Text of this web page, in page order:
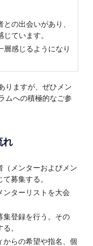
の出会いがあり、
ています。
層感じるようになり
りますが、ぜひメン
ムへの積極的なご参
れ
（メンターおよびメン
募集する。
ンターリストを大会
集登録を行う。その
。
からの希望や指名、個